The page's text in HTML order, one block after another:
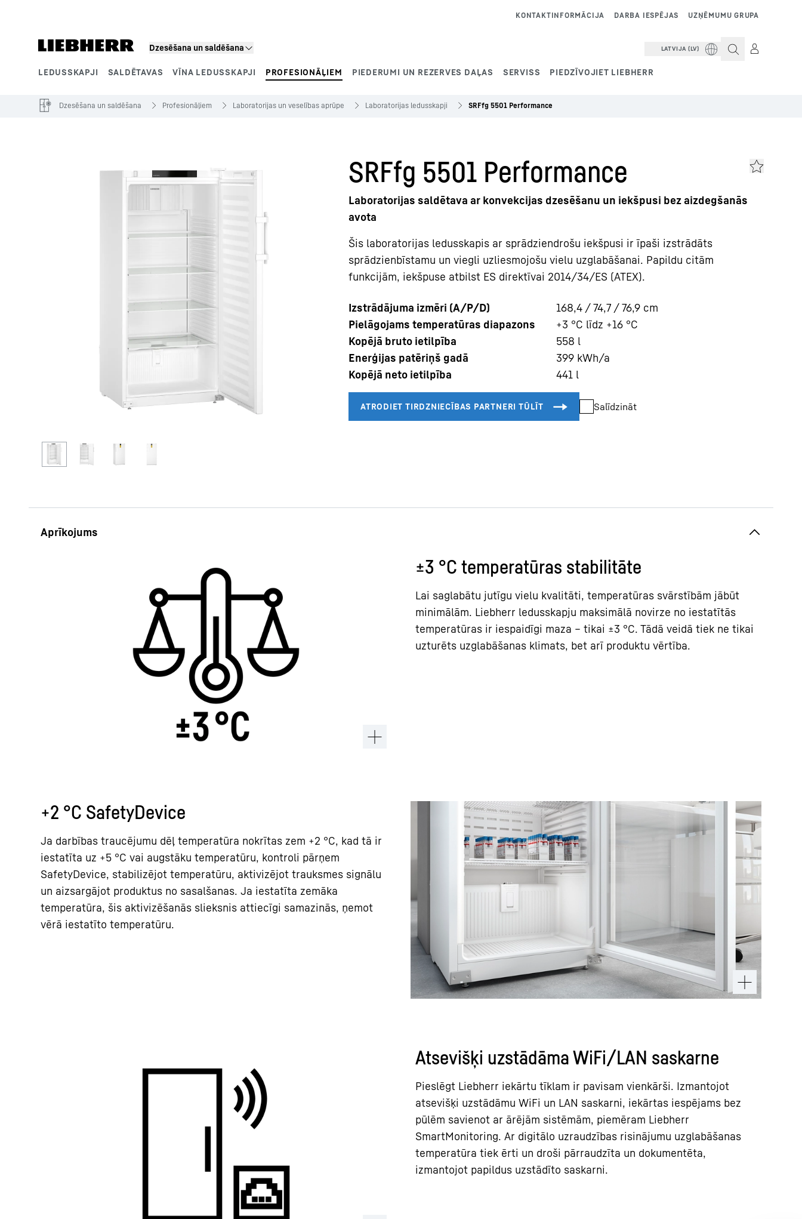
Dzesēšana un saldēšana
LEDUSSKAPJI SALDĒTAVAS VĪNA LEDUSSKAPJI PROFESIONĀĻIEM PIEDERUMI UN REZERVES DAĻAS SERVISS PIEDZĪVOJIET LIEBHERR
UZŅĒMUMU GRUPA
DARBA IESPĒJAS
KONTAKTINFORMĀCIJA
LATVIJA (LV)
Dzesēšana un saldēšana Profesionāļiem Laboratorijas un veselības aprūpe Laboratorijas ledusskapji SRFfg 5501 Performance
SRFfg 5501 Performance
Laboratorijas saldētava ar konvekcijas dzesēšanu un iekšpusi bez aizdegšanās
avota
Šis laboratorijas ledusskapis ar sprādziendrošu iekšpusi ir īpaši izstrādāts
sprādzienbīstamu un viegli uzliesmojošu vielu uzglabāšanai. Papildu citām
funkcijām, iekšpuse atbilst ES direktīvai 2014/34/ES (ATEX).
Izstrādājuma izmēri (A/P/D) 168,4 / 74,7 / 76,9 cm
Pielāgojams temperatūras diapazons
+3 °C līdz +16 °C
Kopējā bruto ietilpība
558 l
Enerģijas patēriņš gadā
399 kWh/a
Kopējā neto ietilpība
441 l
Salīdzināt
±3 °C temperatūras stabilitāte
Lai saglabātu jutīgu vielu kvalitāti, temperatūras svārstībām jābūt
minimālām. Liebherr ledusskapju maksimālā novirze no iestatītās
temperatūras ir iespaidīgi maza – tikai ±3 °C. Tādā veidā tiek ne tikai
uzturēts uzglabāšanas klimats, bet arī produktu vērtība.
+2 °C SafetyDevice
Ja darbības traucējumu dēļ temperatūra nokrītas zem +2 °C, kad tā ir
iestatīta uz +5 °C vai augstāku temperatūru, kontroli pārņem
SafetyDevice, stabilizējot temperatūru, aktivizējot trauksmes signālu
un aizsargājot produktus no sasalšanas. Ja iestatīta zemāka
temperatūra, šis aktivizēšanās slieksnis attiecīgi samazinās, ņemot
vērā iestatīto temperatūru.
Atsevišķi uzstādāma WiFi/LAN saskarne
Pieslēgt Liebherr iekārtu tīklam ir pavisam vienkārši. Izmantojot
atsevišķi uzstādāmu WiFi un LAN saskarni, iekārtas iespējams bez
pūlēm savienot ar ārējām sistēmām, piemēram Liebherr
SmartMonitoring. Ar digitālo uzraudzības risinājumu uzglabāšanas
temperatūra tiek ērti un droši pārraudzīta un dokumentēta,
izmantojot papildus uzstādīto saskarni.